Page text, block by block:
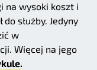
na wysoki koszt i
służby. Jedyny
w
Więcej na jego